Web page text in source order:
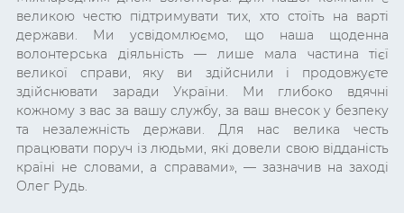
великою честю підтримувати тих, хто стоїть на варті
держави. Ми усвідомлюємо, що наша щоденна
волонтерська діяльність — лише мала частина тієї
великої справи, яку ви здійснили і продовжуєте
здійснювати заради України. Ми глибоко вдячні
кожному з вас за вашу службу, за ваш внесок у безпеку
та незалежність держави. Для нас велика честь
працювати поруч із людьми, які довели свою відданість
країні не словами, а справами», — зазначив на заході
Олег Рудь.